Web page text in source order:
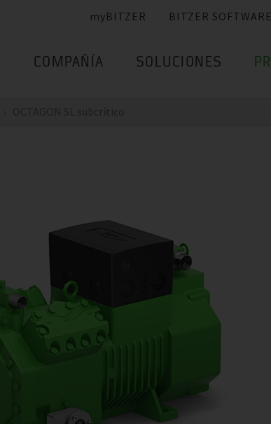
myBITZER BITZER SOFTWARE
COMPAÑÍA SOLUCIONES